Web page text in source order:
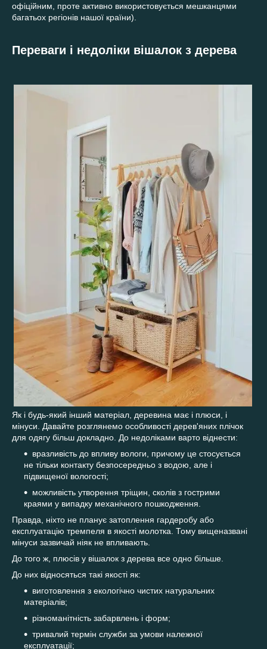
офіційним, проте активно використовується мешканцями
багатьох регіонів нашої країни).
Переваги і недоліки вішалок з дерева
Як і будь-який інший матеріал, деревина має і плюси, і
мінуси. Давайте розглянемо особливості дерев'яних плічок
для одягу більш докладно. До недоліками варто віднести:
вразливість до впливу вологи, причому це стосується
не тільки контакту безпосередньо з водою, але і
підвищеної вологості;
можливість утворення тріщин, сколів з гострими
краями у випадку механічного пошкодження.
Правда, ніхто не планує затоплення гардеробу або
експлуатацію тремпеля в якості молотка. Тому вищеназвані
мінуси зазвичай ніяк не впливають.
До того ж, плюсів у вішалок з дерева все одно більше.
До них відносяться такі якості як:
виготовлення з екологічно чистих натуральних
матеріалів;
різноманітність забарвлень і форм;
тривалий термін служби за умови належної
експлуатації;